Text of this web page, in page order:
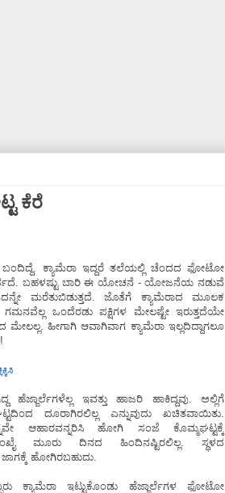
ಕೆರೆ
ಬಂದಿದ್ದೆ. ಕ್ಯಾಮೆರಾ ಇದ್ದರೆ ತಲೆಯಲ್ಲಿ ಚೆಂದದ ಫೋಟೋ
ಬಹಳಷ್ಟು ಬಾರಿ ಈ ಯೋಚನೆ - ಯೋಜನೆಯ ನಡುವೆ
ಮರೆತುಬಿಡುತ್ತದೆ. ಜೊತೆಗೆ ಕ್ಯಾಮೆರಾದ ಮೂಲಕ
ಗಮನವೆಲ್ಲ ಒಂದೆರಡು ಪಕ್ಷಿಗಳ ಮೇಲಷ್ಟೇ ಇರುತ್ತದೆಯೇ
ಹೀಗಾಗಿ ಆವಾಗಿವಾಗ ಕ್ಯಾಮೆರಾ ಇಲ್ಲದಿದ್ದಾಗಲೂ
ಹೆಜ್ಜಾರ್ಲೆಗಳೆಲ್ಲ ಇವತ್ತು ಹಾಜರಿ ಹಾಕಿದ್ದವು. ಅಲ್ಲಿಗೆ
ದೂರಾಗಿರಲಿಲ್ಲ ಎನ್ನುವುದು ಖಚಿತವಾಯಿತು.
ಆಹಾರವನ್ನರಿಸಿ ಹೋಗಿ ಸಂಜೆ ಕೊಮ್ಮಘಟ್ಟಕ್ಕೆ
ಸಂಖೈ ಮೂರು ದಿನದ ಹಿಂದಿನಷ್ಟಿರಲಿಲ್ಲ. ಸ್ಥಳದ
ಹೋಗಿರಬಹುದು.
ಕ್ಯಾಮೆರಾ ಇಟ್ಟುಕೊಂಡು ಹೆಜ್ಜಾರ್ಲೆಗಳ ಫೋಟೋ